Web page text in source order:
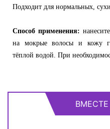
Подходит для нормальных,
Способ применения:
на мокрые волосы и кожу
тёплой водой. При